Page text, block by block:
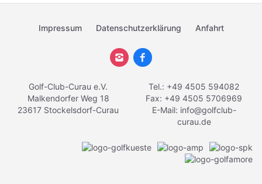
Impressum Datenschutzerklärung Anfahrt
Golf-Club-Curau e.V.
Malkendorfer Weg 18
23617 Stockelsdorf-Curau
Tel.: +49 4505 594082
Fax: +49 4505 5706969
E-Mail: info@golfclub-
curau.de